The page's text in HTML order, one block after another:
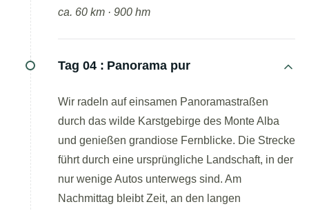
ca. 60 km · 900 hm
Tag 04 : Panorama pur
Wir radeln auf einsamen Panoramastraßen
durch das wilde Karstgebirge des Monte Alba
und genießen grandiose Fernblicke. Die Strecke
führt durch eine ursprüngliche Landschaft, in der
nur wenige Autos unterwegs sind. Am
Nachmittag bleibt Zeit, an den langen